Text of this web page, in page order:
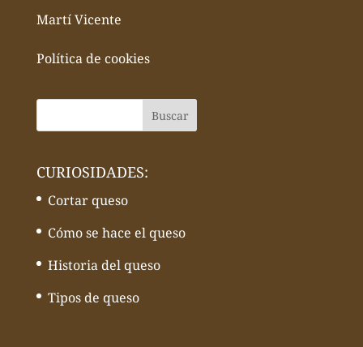
Martí Vicente
Política de cookies
CURIOSIDADES:
Cortar queso
Cómo se hace el queso
Historia del queso
Tipos de queso